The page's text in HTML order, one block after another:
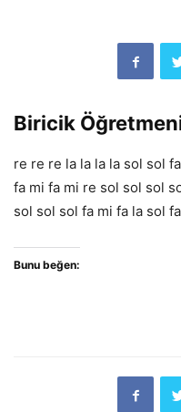
Biricik
re re re la la la la sol sol
fa mi fa mi re sol sol sol
sol sol sol fa mi fa la sol
Bunu beğen: